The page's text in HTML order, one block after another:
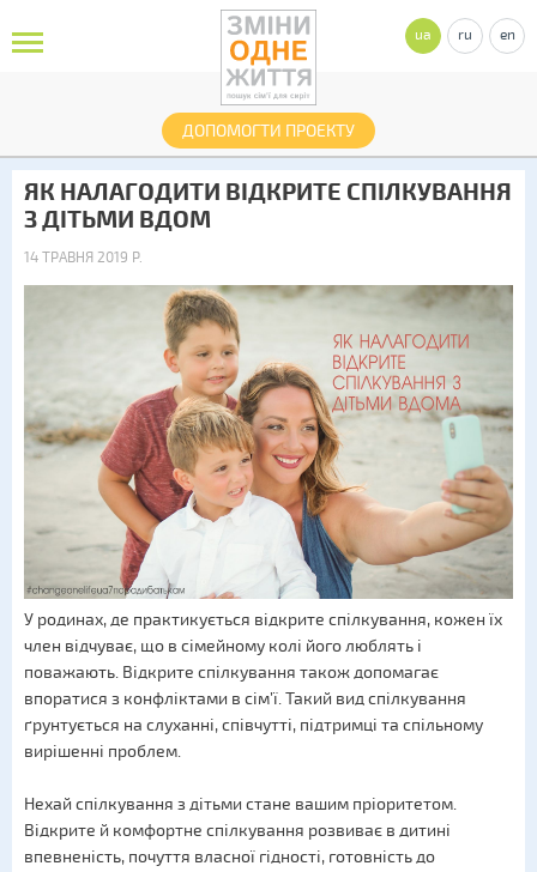
ДОПОМОГТИ ПРОЕКТУ
ua ru en
ЯК НАЛАГОДИТИ ВІДКРИТЕ СПІЛКУВАННЯ
З ДІТЬМИ ВДОМ
14 ТРАВНЯ 2019 Р.
У родинах, де практикується відкрите спілкування, кожен їх
член відчуває, що в сімейному колі його люблять і
поважають. Відкрите спілкування також допомагає
впоратися з конфліктами в сім’ї. Такий вид спілкування
ґрунтується на слуханні, співчутті, підтримці та спільному
вирішенні проблем.
Нехай спілкування з дітьми стане вашим пріоритетом.
Відкрите й комфортне спілкування розвиває в дитині
впевненість, почуття власної гідності, готовність до